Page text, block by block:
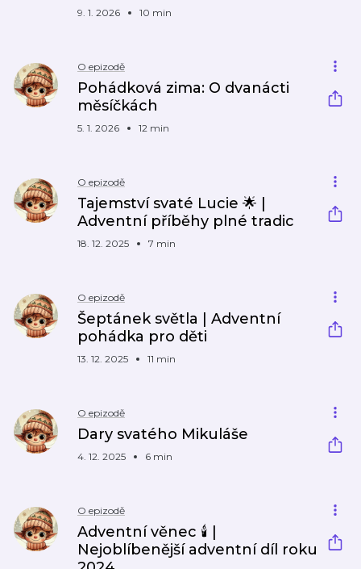
9. 1. 2026 10 min
O epizodě
Pohádková zima: O dvanácti
měsíčkách
5. 1. 2026 12 min
O epizodě
Tajemství svaté Lucie 🌟 |
Adventní příběhy plné tradic
18. 12. 2025 7 min
O epizodě
Šeptánek světla | Adventní
pohádka pro děti
13. 12. 2025 11 min
O epizodě
Dary svatého Mikuláše
4. 12. 2025 6 min
O epizodě
Adventní věnec 🕯 |
Nejoblíbenější adventní díl roku